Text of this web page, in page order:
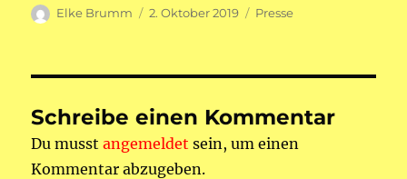
Autor
Elke Brumm
Veröffentlicht
2. Oktober 2019 Kategorien
Presse
Schreibe einen Kommentar
Du musstangemeldet sein, um einen
Kommentar abzugeben.